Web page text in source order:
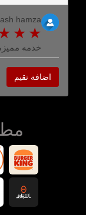
hamza
خدمه
اضافة تقيم